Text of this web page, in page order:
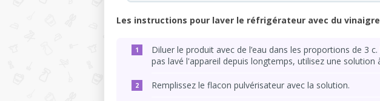
Les instructions pour laver le réfrigérateur avec du
Diluer le produit avec de l’eau dans les proportions de 3
pas lavé l'appareil depuis longtemps, utilisez une solution
Remplissez le flacon pulvérisateur avec la solution.